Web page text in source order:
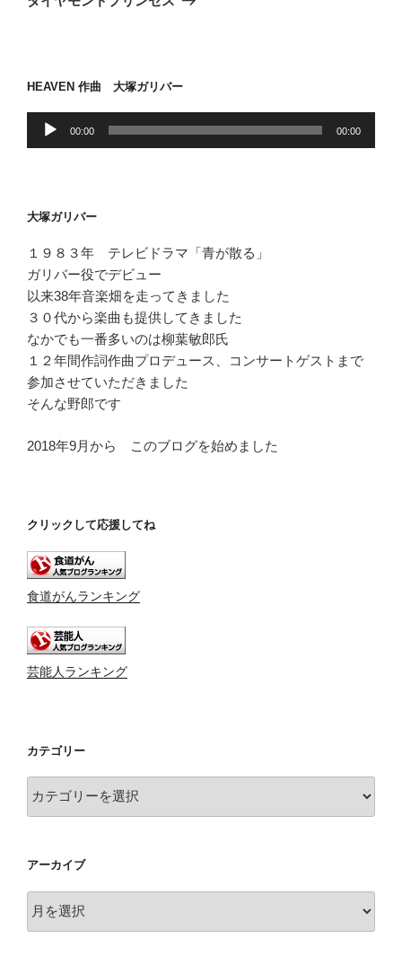
ン
HEAVEN 作曲 大塚ガリバー
ー
ー
00:00 00:00
大塚ガリバー
１９８３年 テレビドラマ「青が散る」
ガリバー役でデビュー
以来38年音楽畑を走ってきました
３０代から楽曲も提供してきました
なかでも一番多いのは柳葉敏郎氏
１２年間作詞作曲プロデュース、コンサートゲストまで
参加させていただきました
そんな野郎です
2018年9月から このブログを始めました
クリックして応援してね
食道がんランキング
芸能人ランキング
カテゴリー
テ
ー
アーカイブ
ー